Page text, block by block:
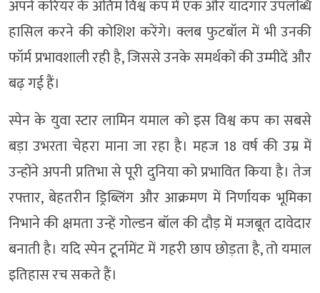
अपने करियर के अंतिम विश्व कप में एक और यादगार उपलब्धि
हासिल करने की कोशिश करेंगे। क्लब फुटबॉल में भी उनकी
फॉर्म प्रभावशाली रही है, जिससे उनके समर्थकों की उम्मीदें और
बढ़ गई हैं।
स्पेन के युवा स्टार लामिन यमाल को इस विश्व कप का सबसे
बड़ा उभरता चेहरा माना जा रहा है। महज 18 वर्ष की उम्र में
उन्होंने अपनी प्रतिभा से पूरी दुनिया को प्रभावित किया है। तेज
रफ्तार, बेहतरीन ड्रिब्लिंग और आक्रमण में निर्णायक भूमिका
निभाने की क्षमता उन्हें गोल्डन बॉल की दौड़ में मजबूत दावेदार
बनाती है। यदि स्पेन टूर्नामेंट में गहरी छाप छोड़ता है, तो यमाल
इतिहास रच सकते हैं।